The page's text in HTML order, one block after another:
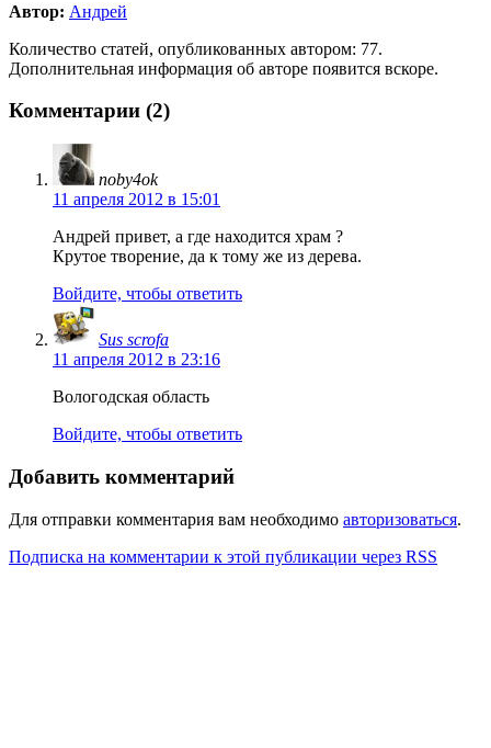
Автор: Андрей
Количество статей, опубликованных автором: 77.
Дополнительная информация об авторе появится вскоре.
Комментарии (2)
noby4ok
11 апреля 2012 в 15:01
Андрей привет, а где находится храм ?
Крутое творение, да к тому же из дерева.
Войдите, чтобы ответить
Sus scrofa
11 апреля 2012 в 23:16
Вологодская область
Войдите, чтобы ответить
Добавить комментарий
Для отправки комментария вам необходимо авторизоваться.
Подписка на комментарии к этой публикации через RSS